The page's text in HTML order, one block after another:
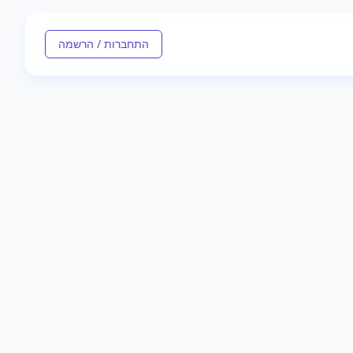
התחברות / הרשמה